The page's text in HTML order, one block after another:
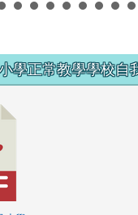
學正常教學學校自